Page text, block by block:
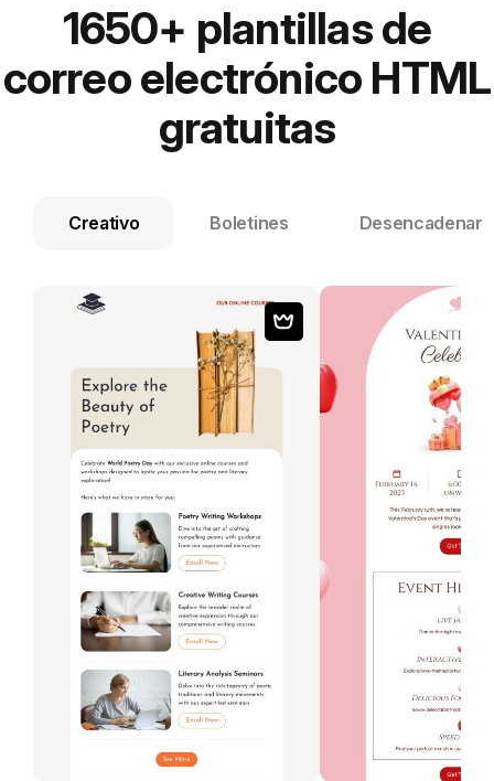
1650+ plantillas de
correo electrónico HTML
gratuitas
Creativo Boletines Desencadenar